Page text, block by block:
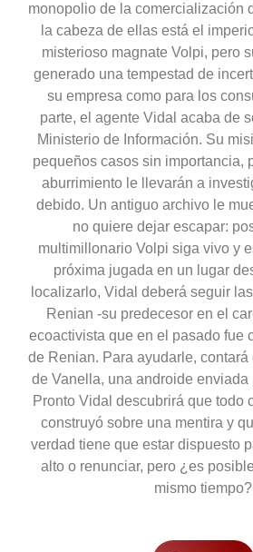
monopolio de la comercialización
la cabeza de ellas está el
misterioso magnate Volpi, pero
generado una tempestad de
su empresa como para los
parte, el agente Vidal acaba de
Ministerio de Información. Su
pequeños casos sin importancia,
aburrimiento le llevarán a
debido. Un antiguo archivo le
no quiere dejar escapar:
multimillonario Volpi siga vivo y
próxima jugada en un lugar
localizarlo, Vidal deberá seguir
Renian -su predecesor en el
ecoactivista que en el pasado fue
de Renian. Para ayudarle,
de Vanella, una androide enviada
Pronto Vidal descubrirá que todo
construyó sobre una mentira y
verdad tiene que estar dispuesto
alto o renunciar, pero ¿es
mismo tiempo?